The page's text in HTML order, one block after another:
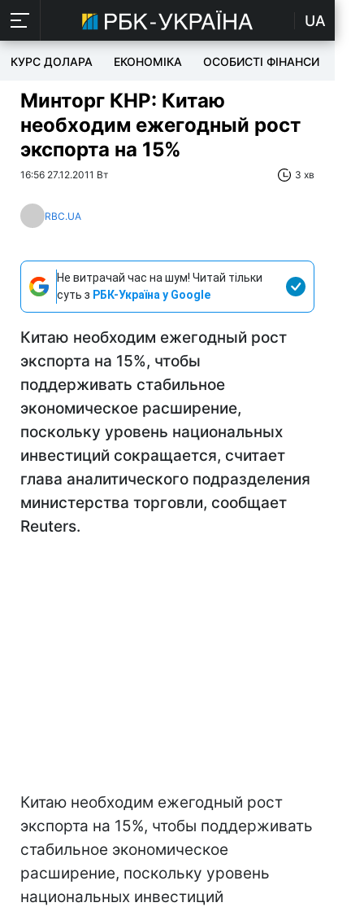
UA
КУРС ДОЛАРА ЕКОНОМІКА ОСОБИСТІ ФІНАНСИ
Минторг КНР: Китаю
необходим ежегодный рост
экспорта на 15%
16:56 27.12.2011 Вт 3 хв
RBC.UA
Не витрачай час на шум! Читай тільки
суть з РБК-Україна у Google
Китаю необходим ежегодный рост
экспорта на 15%, чтобы
поддерживать стабильное
экономическое расширение,
поскольку уровень национальных
инвестиций сокращается, считает
глава аналитического подразделения
министерства торговли, сообщает
Reuters.
Китаю необходим ежегодный рост
экспорта на 15%, чтобы поддерживать
стабильное экономическое
расширение, поскольку уровень
национальных инвестиций